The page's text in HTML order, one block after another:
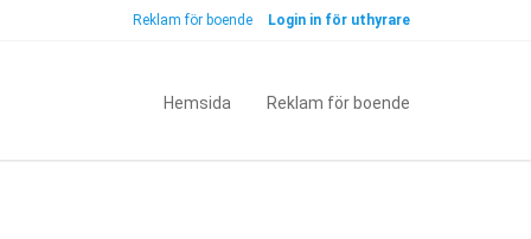
Reklam för boende Login in för uthyrare
Hemsida Reklam för boende